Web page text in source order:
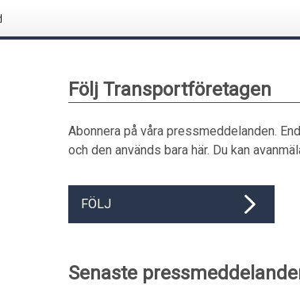
Följ Transportföretagen
Abonnera på våra pressmeddelanden.
och den används bara här. Du kan
FÖLJ
Senaste